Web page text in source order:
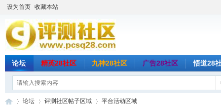
设为首页 收藏本站
论坛 精英28社区 九神28社区 广告28社区 悟道28
论坛 评测社区帖子区域 平台活动区域